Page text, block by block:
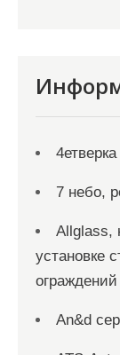
4етверка
7 небо,
Allglass,
установке
An&d